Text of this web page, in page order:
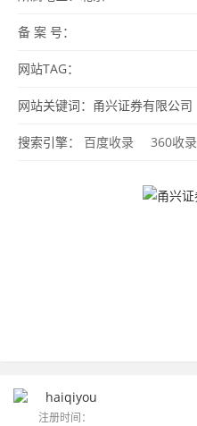
备 案 号：
网站TAG：
网站关键词：甬兴证券有限公司
搜索引擎： 百度收录 360收录
haiqiyou
注册时间：